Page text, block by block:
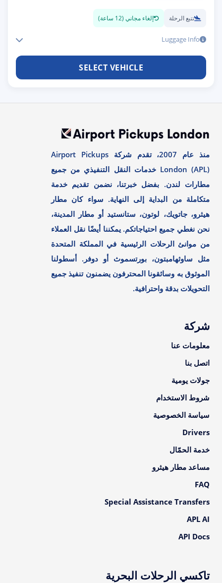
تتبع الرحلة إلغاء مجاني (12 ساعة)
Luggage Info
SELECT VEHICLE
منذ عام 2007، تقدم شركة Airport Pickups
London (APL) خدمات النقل التنفيذي من جميع
مطارات لندن. بفضل خبرتنا، نضمن تقديم خدمة
متكاملة من البداية إلى النهاية. سواء كان مطار
هيثرو، جاتويك، لوتون، ستانستيد أو مطار المدينة،
نحن نغطي جميع احتياجاتكم. يمكننا أيضًا نقل العملاء
من موانئ الرحلات الرئيسية في المملكة المتحدة
مثل ساوثهامبتون، بورتسموث أو دوفر. أسطولنا
الموثوق به وسائقونا المحترفون يضمنون تنفيذ جميع
التحويلات بدقة واحترافية.
شركة
معلومات عنا
اتصل بنا
جولات يومية
شروط الاستخدام
سياسة الخصوصية
Drivers
خدمة الحمّال
مساعد مطار هيثرو
FAQ
Special Assistance Transfers
APL AI
API Docs
تاكسي الرحلات البحرية